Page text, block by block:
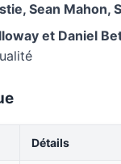
Sean Mahon,
et Daniel
Détails